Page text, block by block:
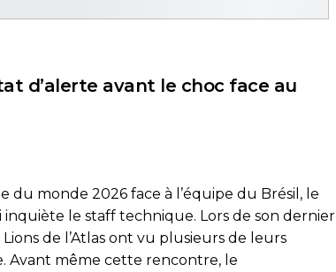
d’alerte avant le choc face au
du monde 2026 face à l’équipe du Brésil, le
le staff technique. Lors de son dernier
de l’Atlas ont vu plusieurs de leurs
Avant même cette rencontre, le